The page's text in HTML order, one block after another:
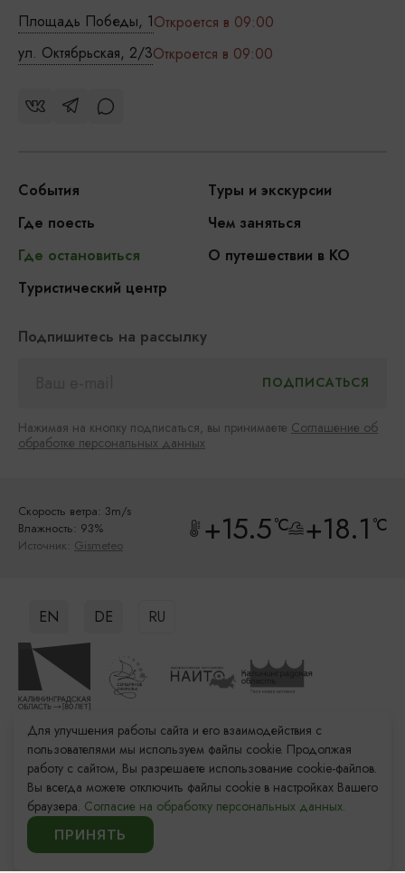
Площадь Победы, 1Откроется в 09:00
ул. Октябрьская, 2/3Откроется в 09:00
События
Туры и экскурсии
Где поесть
Чем заняться
Где остановиться
О путешествии в КО
Туристический центр
Подпишитесь на рассылку
Нажимая на кнопку подписаться, вы принимаете Соглашение об
обработке персональных данных
Скорость ветра: 3m/s
Влажность: 93%
Источник: Gismeteo +15.5°C +18.1 °C
EN DE RU
© 2011–2026 «Туристский информационный центр
Калининградской области»
Данный ресурс носит информационный характер. Администрация не
несет ответственности за качество услуг, предоставленных
сторонними организациями
Разработка сайта: «Решение»
Продвижение сайта: Remarka Agency
Для улучшения работы сайта и его взаимодействия с
пользователями мы используем файлы cookie. Продолжая
работу с сайтом, Вы разрешаете использование cookie-файлов.
Вы всегда можете отключить файлы cookie в настройках Вашего
браузера. Согласие на обработку персональных данных.
ПРИНЯТЬ